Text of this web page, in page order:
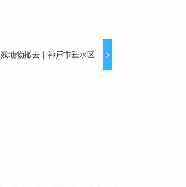
残地物撤去｜神戸市垂水区